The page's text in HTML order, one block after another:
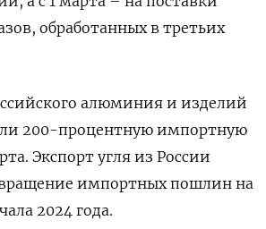
обработанных в третьих
алюминия и изделий
200-процентную импортную
Экспорт угля из России
импортных пошлин на
2024 года.